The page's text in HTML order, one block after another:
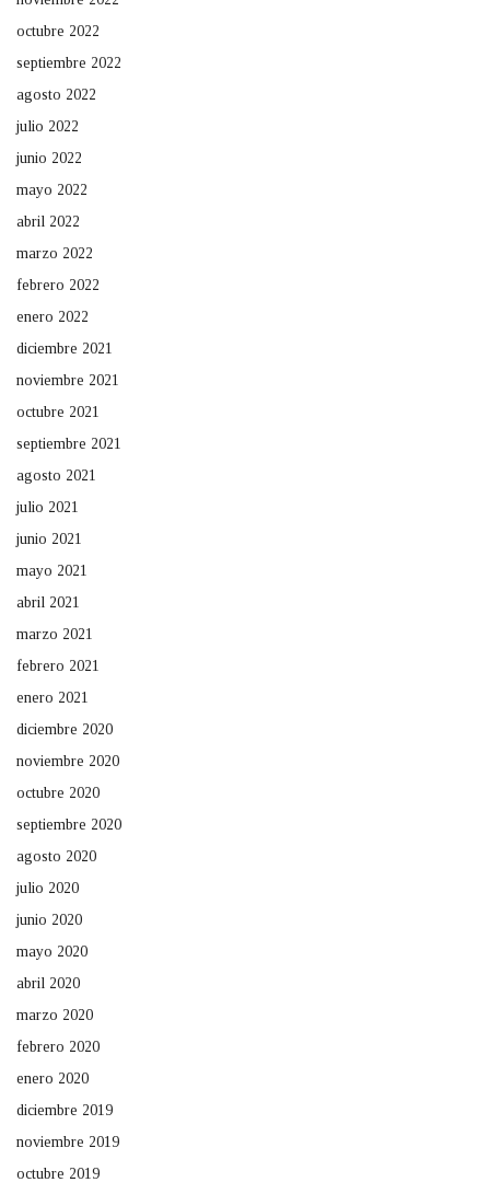
octubre 2022
septiembre 2022
agosto 2022
julio 2022
junio 2022
mayo 2022
abril 2022
marzo 2022
febrero 2022
enero 2022
diciembre 2021
noviembre 2021
octubre 2021
septiembre 2021
agosto 2021
julio 2021
junio 2021
mayo 2021
abril 2021
marzo 2021
febrero 2021
enero 2021
diciembre 2020
noviembre 2020
octubre 2020
septiembre 2020
agosto 2020
julio 2020
junio 2020
mayo 2020
abril 2020
marzo 2020
febrero 2020
enero 2020
diciembre 2019
noviembre 2019
octubre 2019